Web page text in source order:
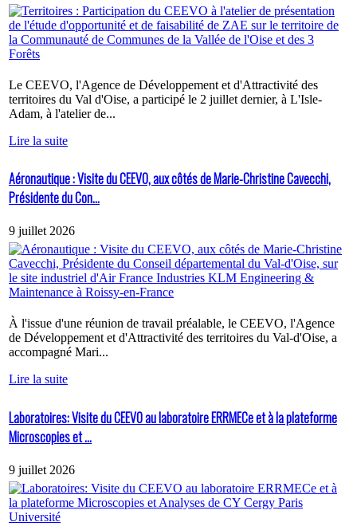
Le CEEVO, l'Agence de Développement et d'Attractivité des
territoires du Val d'Oise, a participé le 2 juillet dernier, à L'Isle-
Adam, à l'atelier de...
Lire la suite
Aéronautique : Visite du CEEVO, aux côtés de Marie-Christine Cavecchi,
Présidente du Con...
9 juillet 2026
À l'issue d'une réunion de travail préalable, le CEEVO, l'Agence
de Développement et d'Attractivité des territoires du Val-d'Oise, a
accompagné Mari...
Lire la suite
Laboratoires: Visite du CEEVO au laboratoire ERRMECe et à la plateforme
Microscopies et ...
9 juillet 2026